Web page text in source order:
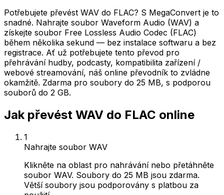
Potřebujete převést WAV do FLAC? S MegaConvert je to
snadné. Nahrajte soubor Waveform Audio (WAV) a
získejte soubor Free Lossless Audio Codec (FLAC)
během několika sekund — bez instalace softwaru a bez
registrace. Ať už potřebujete tento převod pro
přehrávání hudby, podcasty, kompatibilita zařízení /
webové streamování, náš online převodník to zvládne
okamžitě. Zdarma pro soubory do 25 MB, s podporou
souborů do 2 GB.
Jak převést WAV do FLAC online
1
Nahrajte soubor WAV
Klikněte na oblast pro nahrávání nebo přetáhněte
soubor WAV. Soubory do 25 MB jsou zdarma.
Větší soubory jsou podporovány s platbou za